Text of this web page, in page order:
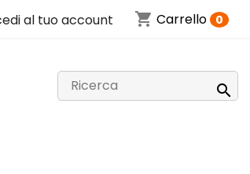
al tuo account shopping_cart Carrello 0
